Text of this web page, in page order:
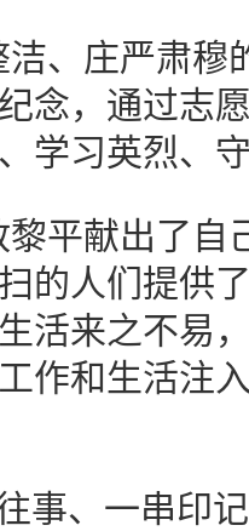
洁、庄严肃
念，通过志
学习英烈、
黎平献出了
的人们提供
活来之不易
作和生活注
事、一串印